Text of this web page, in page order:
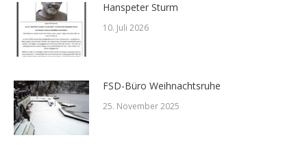
Hanspeter Sturm
10. Juli 2026
FSD-Büro Weihnachtsruhe
25. November 2025